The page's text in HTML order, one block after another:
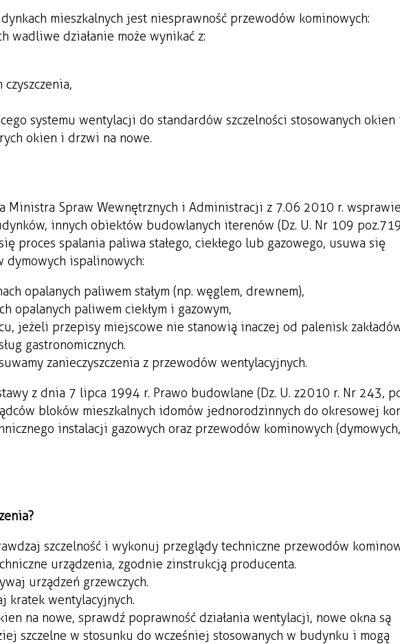
mieszkalnych jest niesprawność przewodów kominowych:
wadliwe działanie może wynikać z:
systemu wentylacji do standardów szczelności stosowanych
okien i drzwi na nowe.
Ministra Spraw Wewnętrznych i Administracji z 7.06 2010 r. w sprawie
innych obiektów budowlanych i terenów (Dz. U. Nr 109
proces spalania paliwa stałego, ciekłego lub gazowego, usuwa się
dymowych i spalinowych:
opalanych paliwem stałym (np. węglem, drewnem),
opalanych paliwem ciekłym i gazowym,
jeżeli przepisy miejscowe nie stanowią inaczej od palenisk
gastronomicznych.
zanieczyszczenia z przewodów wentylacyjnych.
z dnia 7 lipca 1994 r. Prawo budowlane (Dz. U. z 2010 r. Nr 243,
bloków mieszkalnych i domów jednorodzinnych do okresowej
instalacji gazowych oraz przewodów kominowych (dymowych,
szczelność i wykonuj przeglądy techniczne przewodów
urządzenia, zgodnie z instrukcją producenta.
urządzeń grzewczych.
kratek wentylacyjnych.
na nowe, sprawdź poprawność działania wentylacji, nowe okna są
szczelne w stosunku do wcześniej stosowanych w budynku i mogą